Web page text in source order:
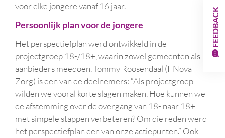
voor elke jongere vanaf 16 jaar.
Persoonlijk plan voor de jongere
Het perspectiefplan werd ontwikkeld in de
projectgroep 18-/18+, waarin zowel gemeenten als
aanbieders meedoen. Tommy Roosendaal (I-Nova
Zorg) is een van de deelnemers: “Als projectgroep
wilden we vooral korte slagen maken. Hoe kunnen we
de afstemming over de overgang van 18- naar 18+
met simpele stappen verbeteren? Om die reden werd
het perspectiefplan een van onze actiepunten.” Ook
FEEDBACK